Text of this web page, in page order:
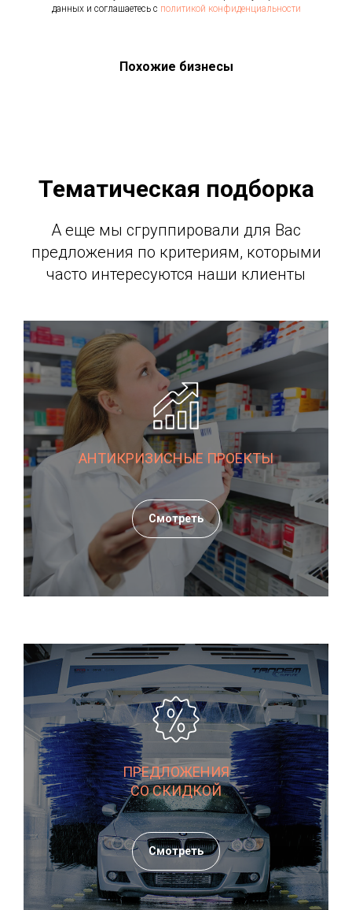
данных и соглашаетесь c политикой конфиденциальности
Похожие бизнесы
Тематическая подборка
А еще мы сгруппировали для Вас
предложения по критериям, которыми
часто интересуются наши клиенты
АНТИКРИЗИСНЫЕ ПРОЕКТЫ
Смотреть
ПРЕДЛОЖЕНИЯ
СО СКИДКОЙ
Смотреть